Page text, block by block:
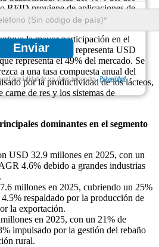
Enviar
de sus datos personales. Privacidad
RFID proviene de aplicaciones de
la mayor participación en el
RFID Smart, que representa USD
representa el 49% del mercado. Se
a una tasa compuesta anual del
por la productividad de los lácteos,
carne de res y los sistemas de
dominantes en el segmento
USD 32.9 millones en 2025, con un
4.6% debido a grandes industrias
millones en 2025, cubriendo un 25%
respaldado por la producción de
la exportación.
en 2025, con un 21% de
impulsado por la gestión del rebaño
rural.